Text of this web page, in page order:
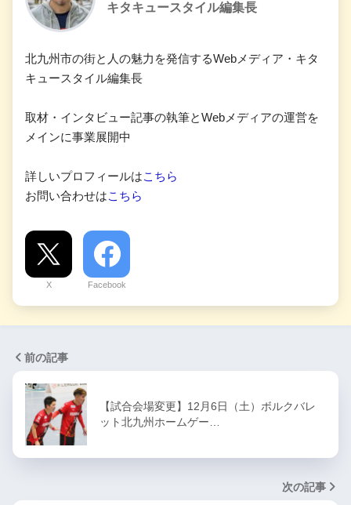
キタキュースタイル編集長
北九州市の街と人の魅力を発信するWebメディア・キタ
キュースタイル編集長
取材・インタビュー記事の執筆とWebメディアの運営を
メインに事業展開中
詳しいプロフィールはこちら
お問い合わせはこちら
X Facebook
前の記事
【試合会場変更】12月6日（土）ボルクバレ
ット北九州ホームゲー…
次の記事